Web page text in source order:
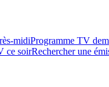
midiProgramme TV
ce soirRechercher une